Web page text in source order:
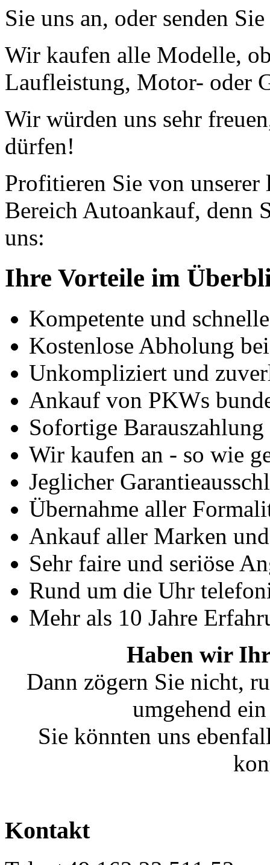
Sie uns an, oder senden
Wir kaufen alle Modelle,
Laufleistung, Motor- oder
Wir würden uns sehr
dürfen!
Profitieren Sie von
Bereich Autoankauf, denn
uns:
Ihre Vorteile im
Kompetente und
Kostenlose Abholung
Unkompliziert und
Ankauf von PKWs
Sofortige
Wir kaufen an - so wie
Jeglicher
Übernahme aller
Ankauf aller Marken
Sehr faire und seriöse
Rund um die Uhr
Mehr als 10 Jahre
Haben wir Ihr
Dann zögern Sie nicht,
umgehend
Sie könnten uns
Kontakt